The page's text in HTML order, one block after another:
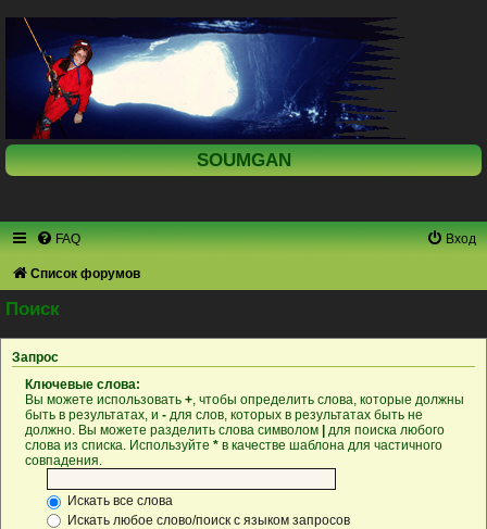
SOUMGAN
FAQ Вход
Список форумов
Поиск
Запрос
Ключевые слова:
Вы можете использовать +, чтобы определить слова, которые должны
быть в результатах, и - для слов, которых в результатах быть не
должно. Вы можете разделить слова символом
для поиска любого
слова из списка. Используйте * в качестве шаблона для частичного
совпадения.
Искать все слова
Искать любое слово/поиск с языком запросов